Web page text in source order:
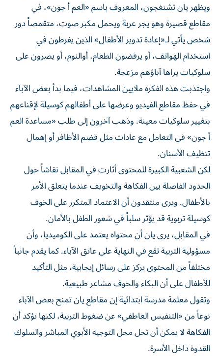
ويظهر يان تشنغجون، المعروف باسم «العم أ جون»، في
مقاطع قصيرة وهو يجر عربة ويحمل مكبر صوت، متقمصاً دور
شخص يأتي لـ«إعادة تدوير الأطفال» الذين يفرطون في
استخدام الهواتف، أو يرفضون الطعام، أوالنوم، أو يصرون على
سلوكيات يراها آباؤهم مزعجة.
واجتذبت هذه الفكرة ملايين المشاهدات، فيما بدأ بعض الآباء
في حفظ مقاطع الفيديو وعرضها على أطفالهم كوسيلة لإقناعهم
بتغيير سلوكيات معينة. وذهب آخرون إلى طلب «مساعدة العم
أ جون» في التعامل مع عادات مثل قضم الأظافر أو إهمال
تنظيف الأسنان.
لكن الشعبية الكبيرة للمحتوى أثارت في المقابل نقاشاً حول
الحدود الفاصلة بين الفكاهة والتخويف عندما يتعلق الأمر
بالأطفال. ويرى منتقدون أن الاعتماد المتكرر على الخوف
كوسيلة تربوية قد يؤثر سلباً في شعور الطفل بالأمان.
في المقابل، يرى يان أن محتواه يعتمد على الكوميديا، وأن
مسؤولية التربية تقع في النهاية على عاتق الآباء. كما يقدم جانباً
مختلفاً من المحتوى يركز على رسائل إيجابية، مثل التأكيد
للأطفال على أن البكاء والخوف مشاعر طبيعية.
وتقول معلمة مدرسة ابتدائية إن مقاطع يان تمنح بعض الآباء
نوعاً من «التنفيس العاطفي» عن ضغوط التربية، لكنها تؤكد أن
الفكاهة لا يمكن أن تحل محل التوجيه الأبوي المباشر والسلوك
القدوة داخل الأسرة.